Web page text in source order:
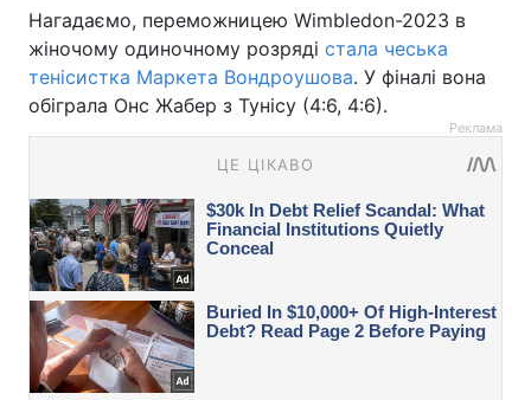
Нагадаємо, переможницею Wimbledon-2023 в
жіночому одиночному розряді стала чеська
тенісистка Маркета Вондроушова. У фіналі вона
обіграла Онс Жабер з Тунісу (4:6, 4:6).
Реклама